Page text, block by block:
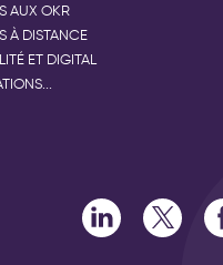
AUX OKR
À DISTANCE
ET DIGITAL